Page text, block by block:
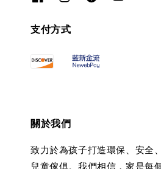
支付方式
關於我們
致力於為孩子打造環保、安全
兒童傢俱。我們相信，家是每